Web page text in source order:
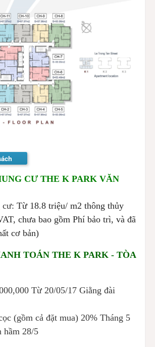
CƯ THE K PARK VĂN
cư:Từ 18.8 triệu/ m2 thông thủy
chưa bao gồm Phí bảo trì, và đã
cơ bản)
TOÁN THE K PARK - TÒA
Từ 20/05/17 Giằng đài
(gồm cả đặt mua) 20% Tháng 5
hầm 28/5